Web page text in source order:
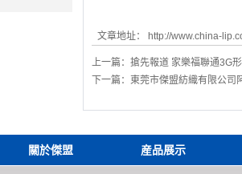
文章地址： http://www.china-
上一篇： 搶先報道 家樂福聯通3G
下一篇： 東莞市傑盟紡織有限公司
關於傑盟 産品展示